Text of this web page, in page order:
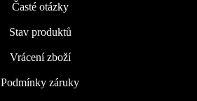
Časté otázky
Stav produktů
Vrácení zboží
Podmínky záruky